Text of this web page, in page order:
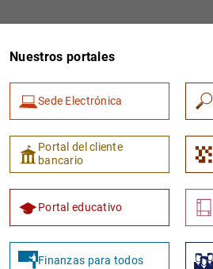
Nuestros portales
Sede Electrónica
Portal del cliente
bancario
Portal educativo
Finanzas para todos